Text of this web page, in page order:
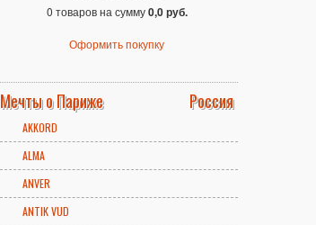
0 товаров на сумму0,0 руб.
Оформить покупку
Мечты о Париже Россия
AKKORD
ALMA
ANVER
ANTIK VUD